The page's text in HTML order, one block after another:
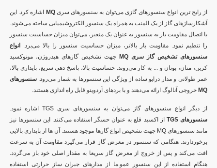
از رایج ترین انواع سنسورهای گازی می‌توان به سنسورهای سریMQ
اشاره کرد. این
آشکارسازهای گاز از یک المنت به همراه یک سنسور الکتروشیمیایی ساخته می‌شوند.
با اتصال مقاومت بار به سنسور به عنوان یک متعیر، می‌توان میزان حساسیت سنسور
را تنظیم نمود. مقاومت بار بالاتر، میزان حساسیت سنسور را بالا می‌برد.
انواع
سنسورهای تشخیص گاز سری MQ جهت تشخیص گازهای هیدروژن، مونوکسید
کربن، متان، بوتان و ... به کار می‌روند. حساسیت بالا، پاسخ دهی سریع، پایداری بالا،
عمر طولانی و مدار درایو ساده از ویژگی این سنسورها به شمار می‌رود. سنسورهای
MQ خروجی آنالوگ ارائه می‌دهند و با بردهای آردوینو قابل راه اندازی هستند.
از دیگر انواع سنسورهای گاز می‌توان به سنسورهای سری TGSاشاره نمود.
سنسورهایTGS از اکسید قلع به عنوان حسگر استفاده می‌کنند. این سنسورها نیز
مانند سنسورهایMQ جهت تشخیص انواع گازها موجود هستند. آن ها از پایداری بالایی
برخوردارند. هنگامی که سنسور در معرض گاز قرار می‌گیرد مقاومت آن به سرعت
افت می‌کند و پس از خروج از معرض گاز سریعا به مقدار اصلی خود باز می‌گردد.
هنگام استفاده از این سنسور عمو.ما از مدارهای جبران ساز حرارتی استفاده